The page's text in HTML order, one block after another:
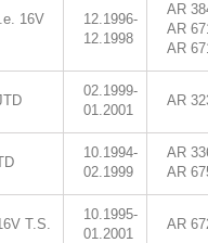
16V
12.1996-
12.1998
AR
AR
AR
02.1999-
01.2001
AR
10.1994-
02.1999
AR
AR
T.S.
10.1995-
01.2001
AR